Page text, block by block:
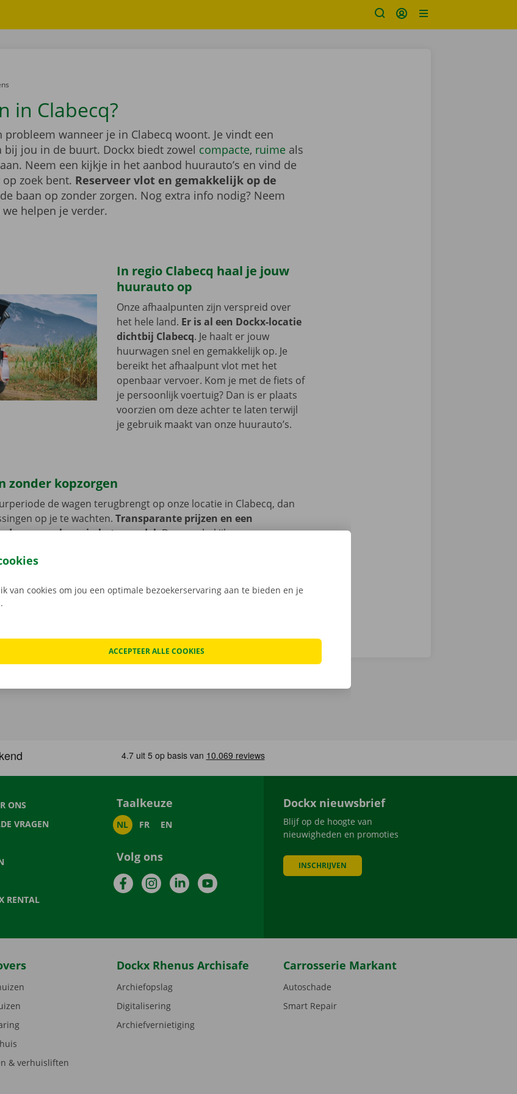
in Clabecq?
probleem wanneer je in Clabecq woont. Je vindt een
bij jou in de buurt. Dockx biedt zowel compacte, ruimeals
aan. Neem een kijkje in het aanbod huurauto’s en vind de
zoek bent. Reserveer vlot en gemakkelijk op de
baan op zonder zorgen. Nog extra info nodig? Neem
helpen je verder.
In regio Clabecq haal je jouw
huurauto op
Onze afhaalpunten zijn verspreid over
het hele land. Er is al een Dockx-locatie
dichtbij Clabecq. Je haalt er jouw
huurwagen snel en gemakkelijk op. Je
bereikt het afhaalpunt vlot met het
openbaar vervoer. Kom je met de fiets of
je persoonlijk voertuig? Dan is er plaats
voorzien om deze achter te laten terwijl
je gebruik maakt van onze huurauto’s.
zonder kopzorgen
de wagen terugbrengt op onze locatie in Clabecq, dan
op je te wachten. Transparante prijzen en een
dragen we hoog in het vaandel.Daarom bekijken we op
heel Europa. Zo geraak je altijd veilig thuis.
ONS
VRAGEN
RENTAL
Taalkeuze
NL FR EN
Volg ons
FacebookInstagramLinkedInYouTube
Dockx nieuwsbrief
Blijf op de hoogte van
nieuwigheden en promoties
INSCHRIJVEN
& verhuisliften
Dockx Rhenus Archisafe
Archiefopslag
Digitalisering
Archiefvernietiging
Carrosserie Markant
Autoschade
Smart Repair
van cookies om jou een optimale bezoekerservaring aan te bieden en je
ACCEPTEER ALLE COOKIES